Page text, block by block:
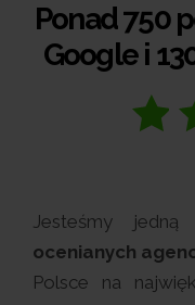
Ponad 750
Google i
Jesteśmy
ocenianych
Polsce na